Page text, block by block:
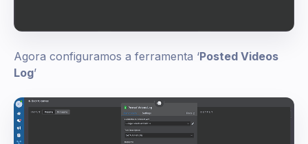
Agora configuramos a ferramenta ‘Posted Videos
Log’